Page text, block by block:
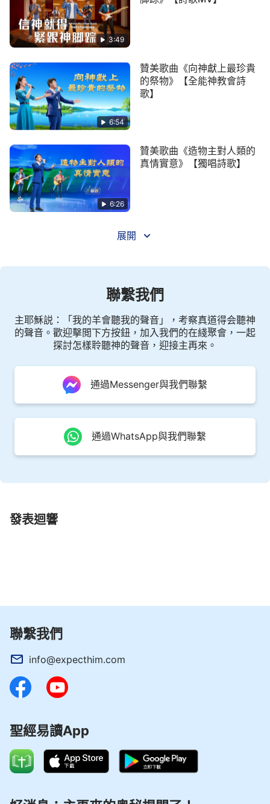
通，這才是神的子民。能安静在神的面前與神有真實
的交通，這才是神的子民，這才是神的子民。
3:49
6:54
贊美歌曲《向神獻上最珍貴
的祭物》【全能神教會詩
歌】
6:26
贊美歌曲《造物主對人類的
真情實意》【獨唱詩歌】
展開
聯繫我們
主耶穌説：「我的羊會聽我的聲音」，考察真道得会聽神
的聲音。歡迎擊閲下方按鈕，加入我們的在綫聚會，一起
探討怎樣聆聽神的聲音，迎接主再來。
通過Messenger與我們聯繫
通過WhatsApp與我們聯繫
發表迴響
聯繫我們
info@expecthim.com
聖經易讀App